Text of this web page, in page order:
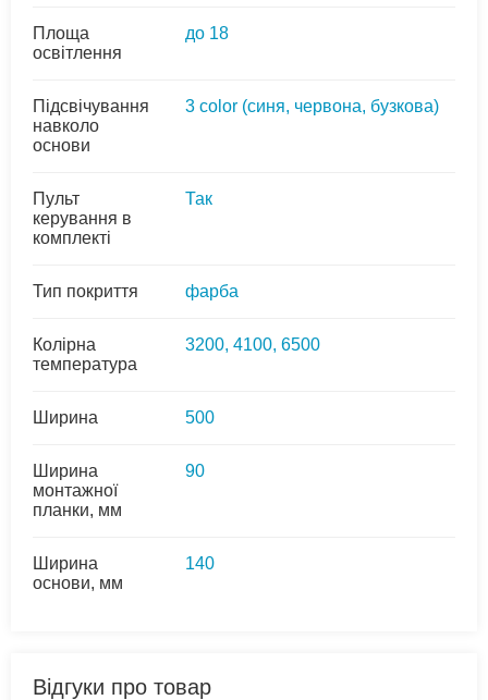
Площа
освітлення
до 18
Підсвічування
навколо
основи
3 colоr (синя, червона, бузкова)
Пульт
керування в
комплекті
Так
Тип покриття фарба
Колірна
температура
3200, 4100, 6500
Ширина 500
Ширина
монтажної
планки, мм
90
Ширина
основи, мм
140
Відгуки про товар